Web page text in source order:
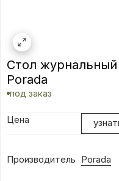
Стол
Porada
под заказ
Цена
Производитель Porada